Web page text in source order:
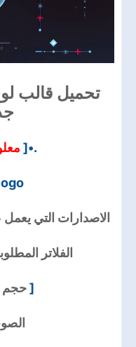
تحميل قالب
.•[
الاصدارات التي يعمل
الفلاتر
[حجم